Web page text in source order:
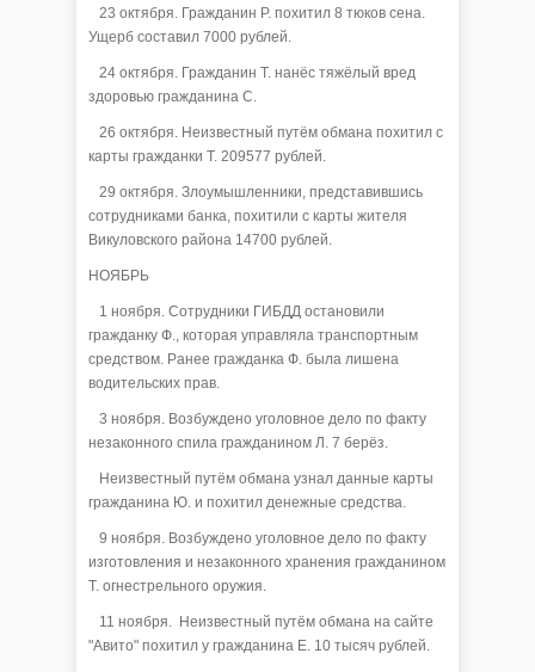
23 октября. Гражданин Р. похитил 8 тюков сена.
Ущерб составил 7000 рублей.
24 октября. Гражданин Т. нанёс тяжёлый вред
здоровью гражданина С.
26 октября. Неизвестный путём обмана похитил с
карты гражданки Т. 209577 рублей.
29 октября. Злоумышленники, представившись
сотрудниками банка, похитили с карты жителя
Викуловского района 14700 рублей.
НОЯБРЬ
1 ноября. Сотрудники ГИБДД остановили
гражданку Ф., которая управляла транспортным
средством. Ранее гражданка Ф. была лишена
водительских прав.
3 ноября. Возбуждено уголовное дело по факту
незаконного спила гражданином Л. 7 берёз.
Неизвестный путём обмана узнал данные карты
гражданина Ю. и похитил денежные средства.
9 ноября. Возбуждено уголовное дело по факту
изготовления и незаконного хранения гражданином
Т. огнестрельного оружия.
11 ноября. Неизвестный путём обмана на сайте
"Авито" похитил у гражданина Е. 10 тысяч рублей.